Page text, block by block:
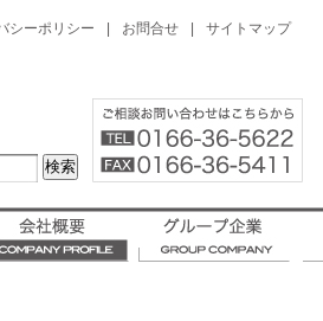
シーポリシー お問合せ サイトマップ